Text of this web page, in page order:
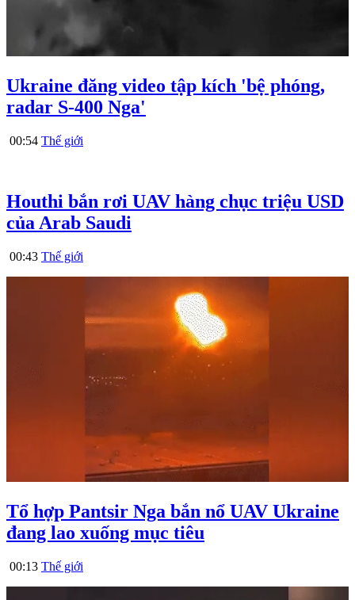
Ukraine đăng video tập kích 'bệ phóng,
radar S-400 Nga'
00:54 Thế giới
Houthi bắn rơi UAV hàng chục triệu USD
của Arab Saudi
00:43 Thế giới
Tổ hợp Pantsir Nga bắn nổ UAV Ukraine
đang lao xuống mục tiêu
00:13 Thế giới